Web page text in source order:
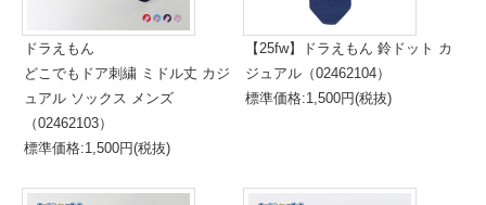
ドラえもん
どこでもドア刺繍 ミドル丈 カジ
ュアル ソックス メンズ
（02462103）
標準価格:1,500円(税抜)
【25fw】ドラえもん 鈴ドット カ
ジュアル（02462104）
標準価格:1,500円(税抜)